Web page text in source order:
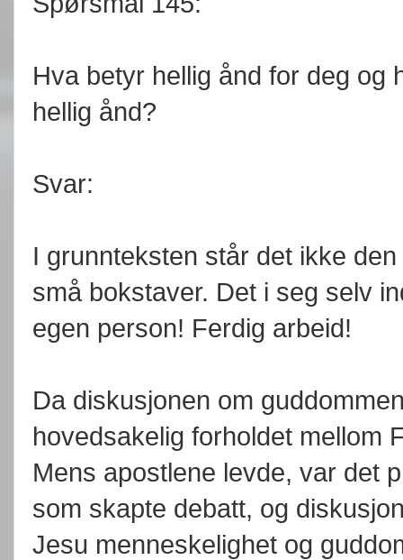
Hva betyr hellig ånd for deg og
hellig ånd?
Svar:
I grunnteksten står det ikke
små bokstaver. Det i seg selv
egen person! Ferdig arbeid!
Da diskusjonen om
hovedsakelig forholdet mellom
Mens apostlene levde, var det
som skapte debatt, og
Jesu menneskelighet og